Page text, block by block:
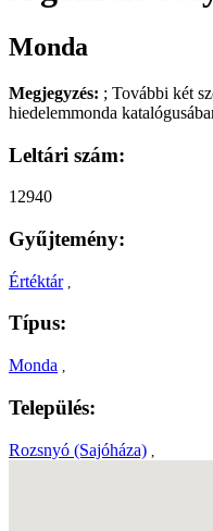
Monda
Megjegyzés: ; További két
hiedelemmonda
Leltári szám:
12940
Gyűjtemény:
Értéktár
Típus:
Monda ,
Település:
Rozsnyó (Sajóháza)